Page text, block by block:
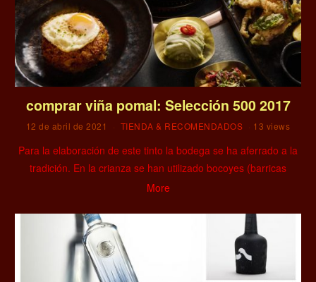
comprar viña pomal: Selección 500 2017
12 de abril de 2021 TIENDA & RECOMENDADOS 13 views
Para la elaboración de este tinto la bodega se ha aferrado a la
tradición. En la crianza se han utilizado bocoyes (barricas
More